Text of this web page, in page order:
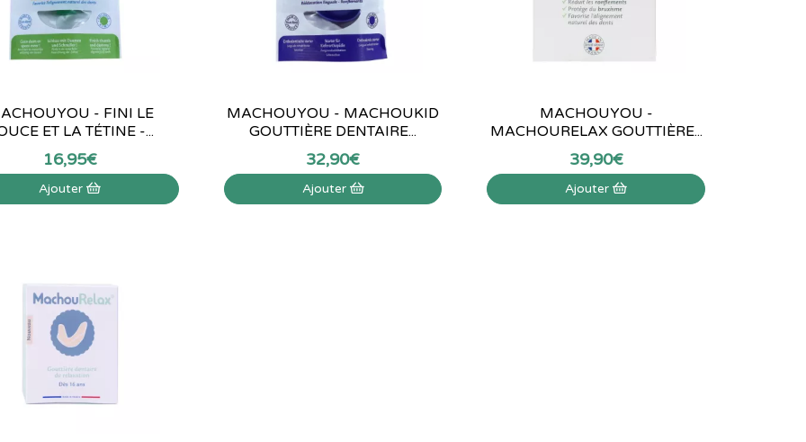
- FINI LE
ET LA TÉTINE -...
16,95€
Ajouter
MACHOUYOU - MACHOUKID
GOUTTIÈRE DENTAIRE...
32,90€
Ajouter
MACHOUYOU -
MACHOURELAX GOUTTIÈRE...
39,90€
Ajouter